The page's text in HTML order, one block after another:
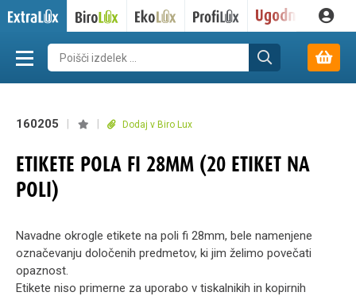
160205 Dodaj v Biro Lux
ETIKETE POLA FI 28MM (20 ETIKET NA
POLI)
Navadne okrogle etikete na poli fi 28mm, bele namenjene
označevanju določenih predmetov, ki jim želimo povečati
opaznost.
Etikete niso primerne za uporabo v tiskalnikih in kopirnih